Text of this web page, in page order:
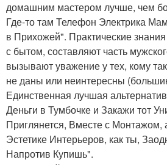
домашним мастером лучше, чем
Где-то там Телефон Электрика
в Прихожей". Практические знания
с бытом, составляют часть
вызывают уважение у тех, кому
не даны или неинтересны
Единственная лучшая
Деньги в Тумбочке и Закажи тот
Приглянется, Вместе с Монтажом,
Эстетике Интерьеров, как ты,
Напротив Купишь".